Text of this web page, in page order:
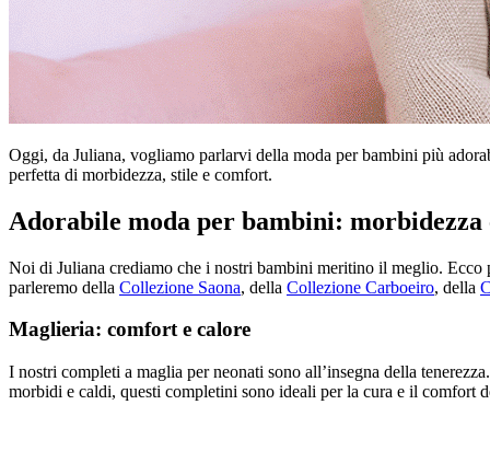
Oggi, da Juliana, vogliamo parlarvi della moda per bambini più
perfetta di morbidezza, stile e comfort.
Adorabile moda per bambini: morbidezza
Noi di Juliana crediamo che i nostri bambini meritino il meglio. Ecco
parleremo della Collezione Saona, della Collezione Carboeiro, della
Maglieria: comfort e calore
I nostri completi a maglia per neonati sono all’insegna della
morbidi e caldi, questi completini sono ideali per la cura e il